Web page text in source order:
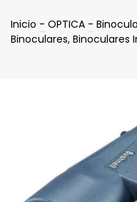
Inicio - OPTICA -
Binoculares, Binoculares